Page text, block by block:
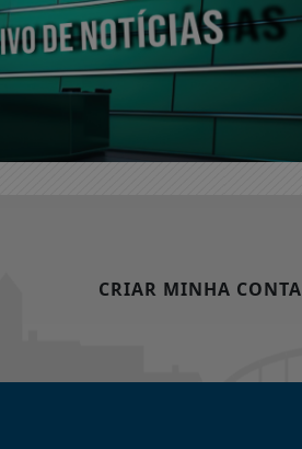
CRIAR MINHA CONTA